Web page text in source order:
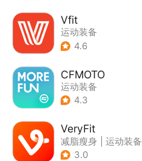
Vfit
运动装备
4.6
CFMOTO
运动装备
4.3
VeryFit
减脂瘦身
运动装备
3.0